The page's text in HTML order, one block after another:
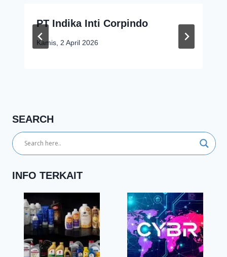
PT Indika Inti Corpindo
Kamis, 2 April 2026
SEARCH
INFO TERKAIT